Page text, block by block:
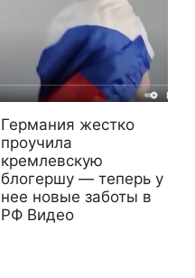
Германия жестко
проучила
кремлевскую
блогершу — теперь у
нее новые заботы в
РФ Видео